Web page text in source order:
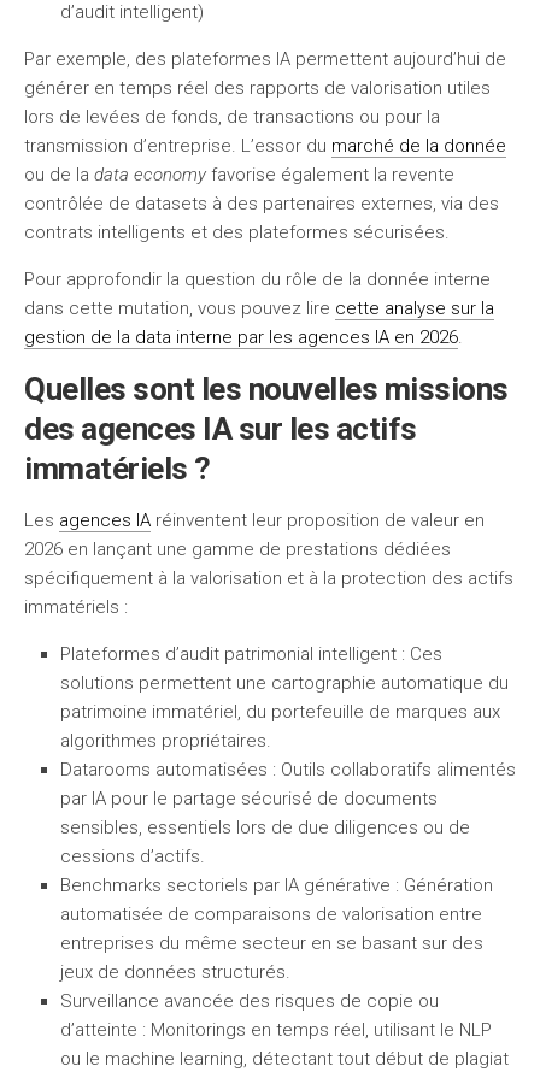
d’audit intelligent)
Par exemple, des plateformes IA permettent aujourd’hui de
générer en temps réel des rapports de valorisation utiles
lors de levées de fonds, de transactions ou pour la
transmission d’entreprise. L’essor du marché de la donnée
ou de la data economy favorise également la revente
contrôlée de datasets à des partenaires externes, via des
contrats intelligents et des plateformes sécurisées.
Pour approfondir la question du rôle de la donnée interne
dans cette mutation, vous pouvez lire cette analyse sur la
gestion de la data interne par les agences IA en 2026.
Quelles sont les nouvelles missions
des agences IA sur les actifs
immatériels ?
Les agences IA réinventent leur proposition de valeur en
2026 en lançant une gamme de prestations dédiées
spécifiquement à la valorisation et à la protection des actifs
immatériels :
Plateformes d’audit patrimonial intelligent : Ces
solutions permettent une cartographie automatique du
patrimoine immatériel, du portefeuille de marques aux
algorithmes propriétaires.
Datarooms automatisées : Outils collaboratifs alimentés
par IA pour le partage sécurisé de documents
sensibles, essentiels lors de due diligences ou de
cessions d’actifs.
Benchmarks sectoriels par IA générative : Génération
automatisée de comparaisons de valorisation entre
entreprises du même secteur en se basant sur des
jeux de données structurés.
Surveillance avancée des risques de copie ou
d’atteinte : Monitorings en temps réel, utilisant le NLP
ou le machine learning, détectant tout début de plagiat